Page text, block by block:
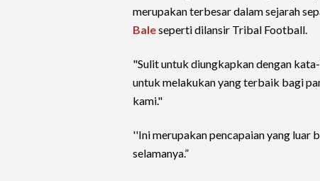
merupakan terbesar dalam sejarah
Baleseperti dilansir Tribal Football.
"Sulit untuk diungkapkan dengan
untuk melakukan yang terbaik bagi
kami."
''Ini merupakan pencapaian yang luar
selamanya.”